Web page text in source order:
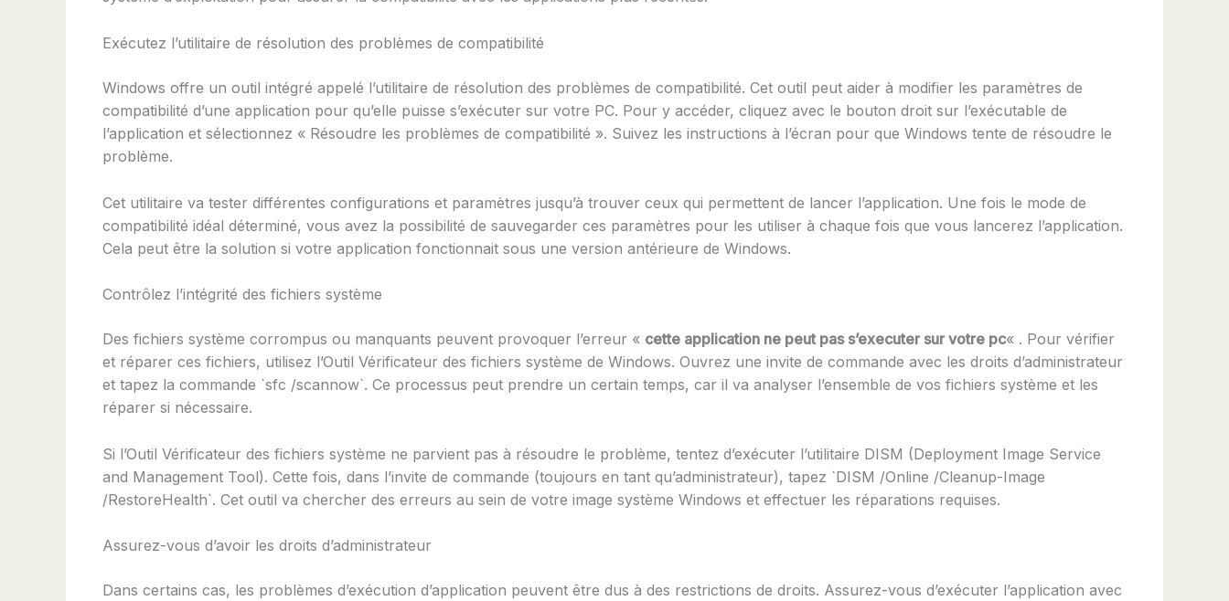
Exécutez l’utilitaire de résolution des problèmes de compatibilité
Windows offre un outil intégré appelé l’utilitaire de résolution des problèmes de compatibilité. Cet outil peut aider à modifier les paramètres de
compatibilité d’une application pour qu’elle puisse s’exécuter sur votre PC. Pour y accéder, cliquez avec le bouton droit sur l’exécutable de
l’application et sélectionnez « Résoudre les problèmes de compatibilité ». Suivez les instructions à l’écran pour que Windows tente de résoudre le
problème.
Cet utilitaire va tester différentes configurations et paramètres jusqu’à trouver ceux qui permettent de lancer l’application. Une fois le mode de
compatibilité idéal déterminé, vous avez la possibilité de sauvegarder ces paramètres pour les utiliser à chaque fois que vous lancerez l’application.
Cela peut être la solution si votre application fonctionnait sous une version antérieure de Windows.
Contrôlez l’intégrité des fichiers système
Des fichiers système corrompus ou manquants peuvent provoquer l’erreur « cette application ne peut pas s’executer sur votre pc« . Pour vérifier
et réparer ces fichiers, utilisez l’Outil Vérificateur des fichiers système de Windows. Ouvrez une invite de commande avec les droits d’administrateur
et tapez la commande `sfc /scannow`. Ce processus peut prendre un certain temps, car il va analyser l’ensemble de vos fichiers système et les
réparer si nécessaire.
Si l’Outil Vérificateur des fichiers système ne parvient pas à résoudre le problème, tentez d’exécuter l’utilitaire DISM (Deployment Image Service
and Management Tool). Cette fois, dans l’invite de commande (toujours en tant qu’administrateur), tapez `DISM /Online /Cleanup-Image
/RestoreHealth`. Cet outil va chercher des erreurs au sein de votre image système Windows et effectuer les réparations requises.
Assurez-vous d’avoir les droits d’administrateur
Dans certains cas, les problèmes d’exécution d’application peuvent être dus à des restrictions de droits. Assurez-vous d’exécuter l’application avec